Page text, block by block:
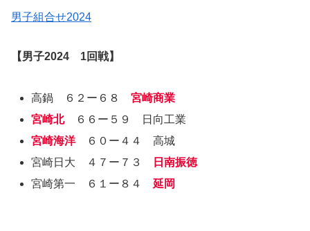
男子組合せ2024
【男子2024 1回戦】
高鍋 ６２ー６８宮崎商業
宮崎北６６ー５９ 日向工業
宮崎海洋６０ー４４ 高城
宮崎日大 ４７ー７３
日南振徳
宮崎第一 ６１ー８４延岡